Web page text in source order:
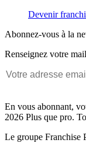
Devenir
Abonnez-vous à la
Renseignez votre mail
En vous abonnant,
2026 Plus que pro.
Le groupe Franchise